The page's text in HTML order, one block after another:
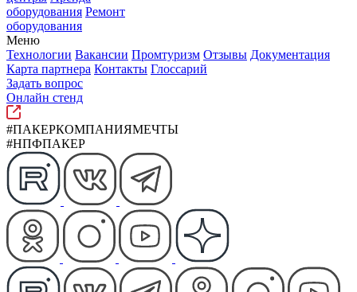
оборудования Ремонт
оборудования
Меню
Технологии Вакансии Промтуризм Отзывы Документация
Карта партнера Контакты Глоссарий
Задать вопрос
Онлайн стенд
#ПАКЕРКОМПАНИЯМЕЧТЫ
#НПФПАКЕР